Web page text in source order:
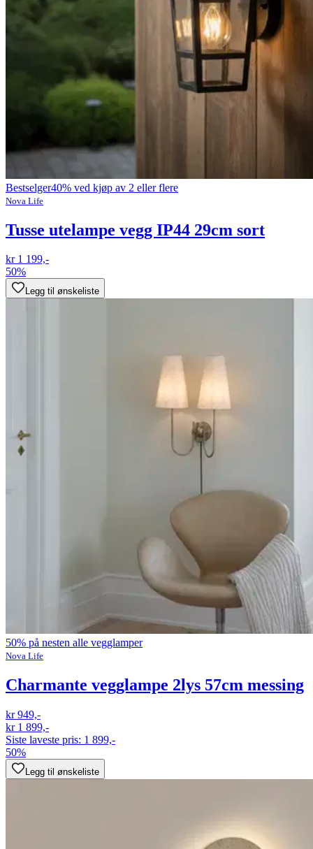
Bestselger40% ved kjøp av 2 eller flere
Nova Life
Tusse utelampe vegg IP44 29cm sort
kr 1 199,-
50%
Legg til ønskeliste
50% på nesten alle vegglamper
Nova Life
Charmante vegglampe 2lys 57cm messing
kr 949,-
kr 1 899,-
Siste laveste pris: 1 899,-
50%
Legg til ønskeliste